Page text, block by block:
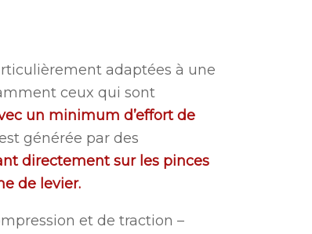
adaptées à une
ceux qui sont
un minimum d’effort de
générée par des
directement sur les pinces
de levier.
et de traction –